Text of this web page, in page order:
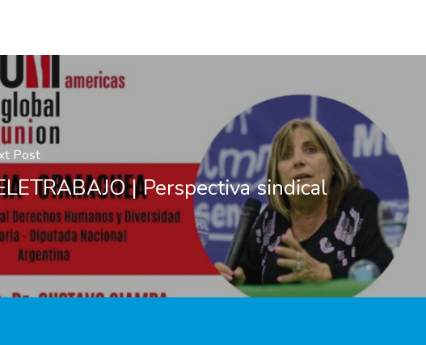
Post
| Perspectiva sindical